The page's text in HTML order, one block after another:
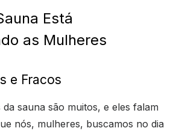
Está
as Mulheres
e Fracos
sauna são muitos, e eles falam
nós, mulheres, buscamos no dia